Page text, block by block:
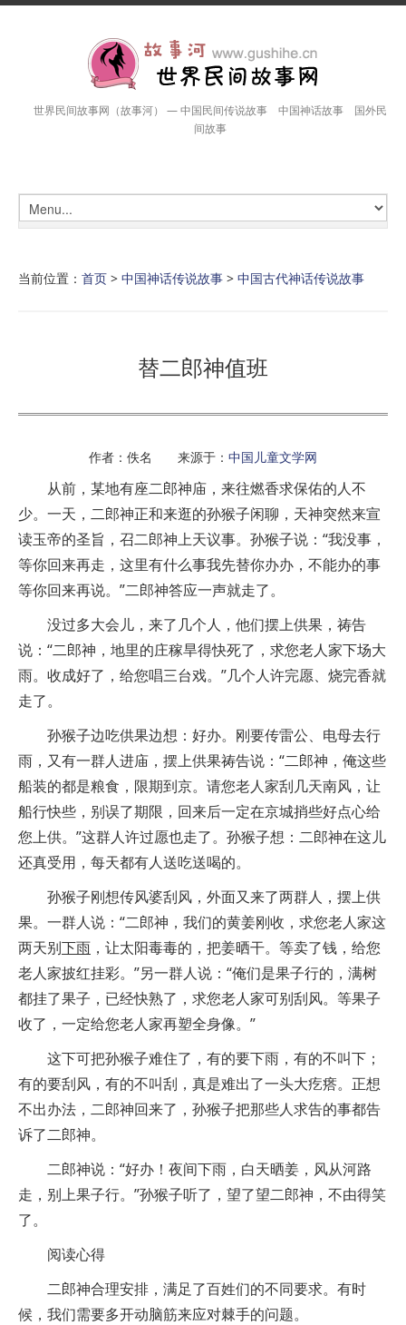
世界民间故事网（故事河） — 中国民间传说故事 中国神话故事 国外民
间故事
当前位置： 首页 > 中国神话传说故事 > 中国古代神话传说故事
替二郎神值班
作者：佚名 来源于： 中国儿童文学网
从前，某地有座二郎神庙，来往燃香求保佑的人不
少。一天，二郎神正和来逛的孙猴子闲聊，天神突然来宣
读玉帝的圣旨，召二郎神上天议事。孙猴子说：“我没事，
等你回来再走，这里有什么事我先替你办办，不能办的事
等你回来再说。”二郎神答应一声就走了。
没过多大会儿，来了几个人，他们摆上供果，祷告
说：“二郎神，地里的庄稼旱得快死了，求您老人家下场大
雨。收成好了，给您唱三台戏。”几个人许完愿、烧完香就
走了。
孙猴子边吃供果边想：好办。刚要传雷公、电母去行
雨，又有一群人进庙，摆上供果祷告说：“二郎神，俺这些
船装的都是粮食，限期到京。请您老人家刮几天南风，让
船行快些，别误了期限，回来后一定在京城捎些好点心给
您上供。”这群人许过愿也走了。孙猴子想：二郎神在这儿
还真受用，每天都有人送吃送喝的。
孙猴子刚想传风婆刮风，外面又来了两群人，摆上供
果。一群人说：“二郎神，我们的黄姜刚收，求您老人家这
两天别下雨 ，让太阳毒毒的，把姜晒干。等卖了钱，给您
老人家披红挂彩。”另一群人说：“俺们是果子行的，满树
都挂了果子，已经快熟了，求您老人家可别刮风。等果子
收了，一定给您老人家再塑全身像。”
这下可把孙猴子难住了，有的要下雨，有的不叫下；
有的要刮风，有的不叫刮，真是难出了一头大疙瘩。正想
不出办法，二郎神回来了，孙猴子把那些人求告的事都告
诉了二郎神。
二郎神说：“好办！夜间下雨，白天晒姜，风从河路
走，别上果子行。”孙猴子听了，望了望二郎神，不由得笑
了。
阅读心得
二郎神合理安排，满足了百姓们的不同要求。有时
候，我们需要多开动脑筋来应对棘手的问题。